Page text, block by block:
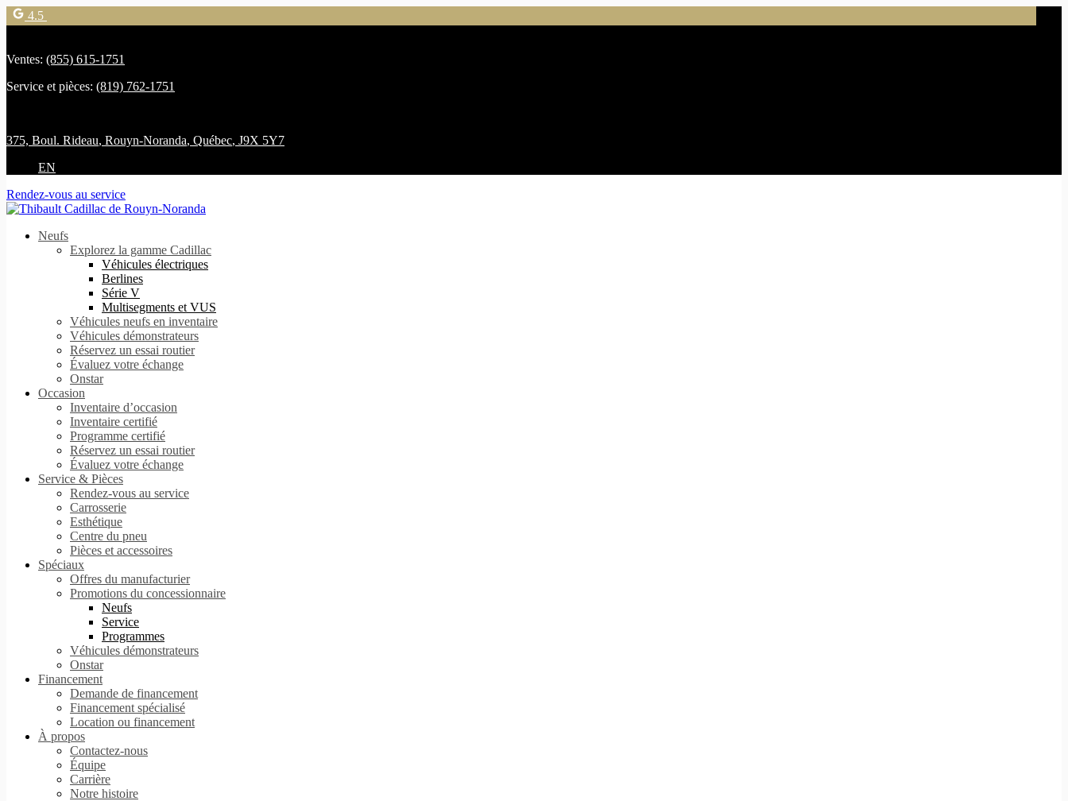
4.5
Ventes: (855) 615-1751
Service et pièces: (819) 762-1751
375, Boul. Rideau, Rouyn-Noranda, Québec, J9X 5Y7
EN
Rendez-vous au service
Neufs
Explorez la gamme Cadillac
Véhicules électriques
Berlines
Série V
Multisegments et VUS
Véhicules neufs en inventaire
Véhicules démonstrateurs
Réservez un essai routier
Évaluez votre échange
Onstar
Occasion
Inventaire d’occasion
Inventaire certifié
Programme certifié
Réservez un essai routier
Évaluez votre échange
Service & Pièces
Rendez-vous au service
Carrosserie
Esthétique
Centre du pneu
Pièces et accessoires
Spéciaux
Offres du manufacturier
Promotions du concessionnaire
Neufs
Service
Programmes
Véhicules démonstrateurs
Onstar
Financement
Demande de financement
Financement spécialisé
Location ou financement
À propos
Contactez-nous
Équipe
Carrière
Notre histoire